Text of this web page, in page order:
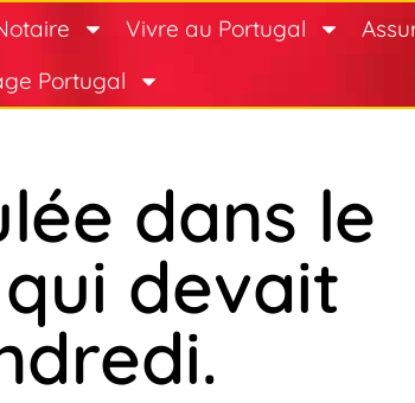
Vivre au Portugal
Portugal
dans le
qui devait